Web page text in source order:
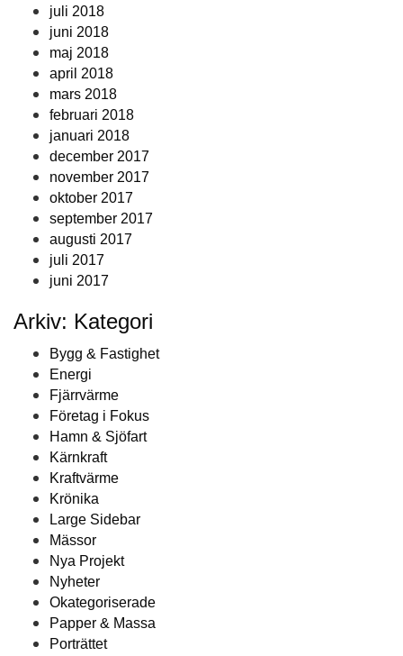
juli 2018
juni 2018
maj 2018
april 2018
mars 2018
februari 2018
januari 2018
december 2017
november 2017
oktober 2017
september 2017
augusti 2017
juli 2017
juni 2017
Arkiv: Kategori
Bygg & Fastighet
Energi
Fjärrvärme
Företag i Fokus
Hamn & Sjöfart
Kärnkraft
Kraftvärme
Krönika
Large Sidebar
Mässor
Nya Projekt
Nyheter
Okategoriserade
Papper & Massa
Porträttet